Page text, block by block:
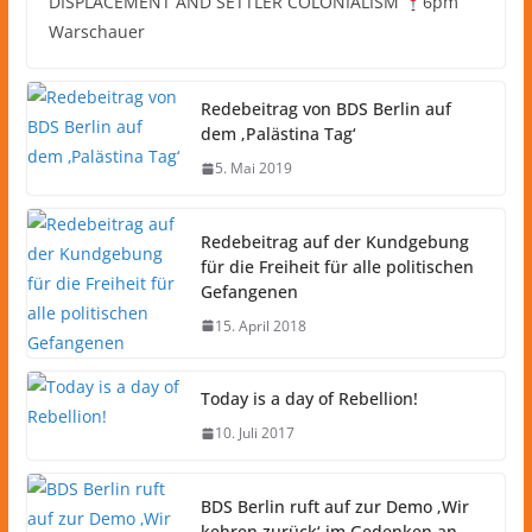
Warschauer
Redebeitrag von BDS Berlin auf
dem ‚Palästina Tag‘
5. Mai 2019
Redebeitrag auf der Kundgebung
für die Freiheit für alle politischen
Gefangenen
15. April 2018
Today is a day of Rebellion!
10. Juli 2017
BDS Berlin ruft auf zur Demo ‚Wir